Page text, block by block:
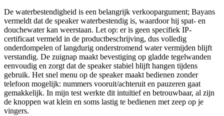
De waterbestendigheid is een belangrijk verkoopargument; Bayans
vermeldt dat de speaker waterbestendig is, waardoor hij spat- en
douchewater kan weerstaan. Let op: er is geen specifiek IP-
certificaat vermeld in de productbeschrijving, dus volledig
onderdompelen of langdurig onderstromend water vermijden blijft
verstandig. De zuignap maakt bevestiging op gladde tegelwanden
eenvoudig en zorgt dat de speaker stabiel blijft hangen tijdens
gebruik. Het snel menu op de speaker maakt bedienen zonder
telefoon mogelijk: nummers vooruit/achteruit en pauzeren gaat
gemakkelijk. In mijn test werkte dit intuïtief en betrouwbaar, al zijn
de knoppen wat klein en soms lastig te bedienen met zeep op je
vingers.